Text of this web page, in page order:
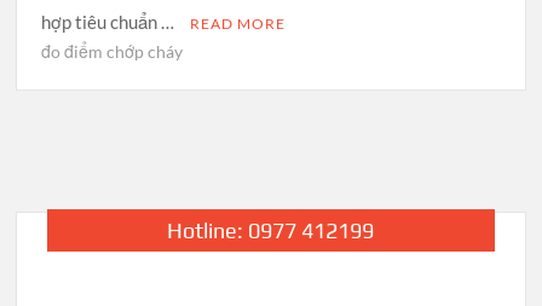
hợp tiêu chuẩn …
READ MORE
đo điểm chớp cháy
Hotline: 0977 412199